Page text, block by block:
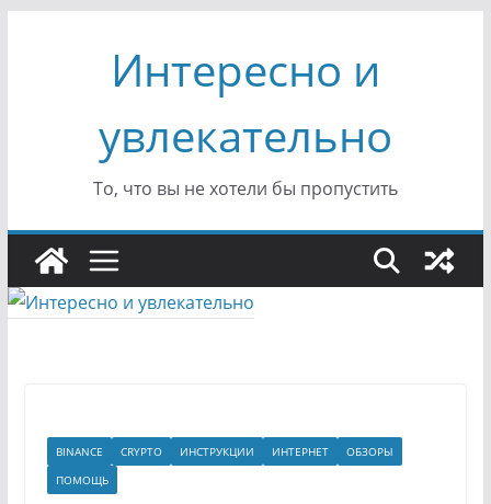
содержимомуИнтересно и
увлекательно
То, что вы не хотели бы пропустить
BINANCE CRYPTO ИНСТРУКЦИИ ИНТЕРНЕТ
ОБЗОРЫ
ПОМОЩЬ